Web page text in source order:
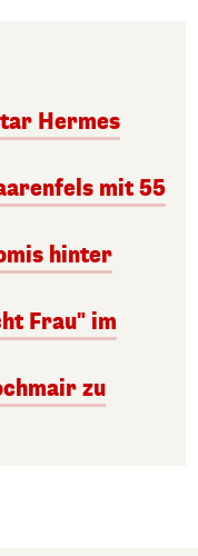
Hermes
mit 55
hinter
Frau" im
zu